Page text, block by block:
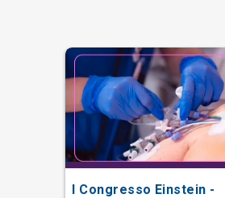
I Congresso Einstein -